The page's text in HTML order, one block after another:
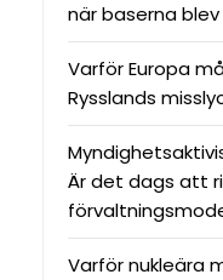
när baserna
Varför Europa
Rysslands
Är det dags att
Varför nukleära